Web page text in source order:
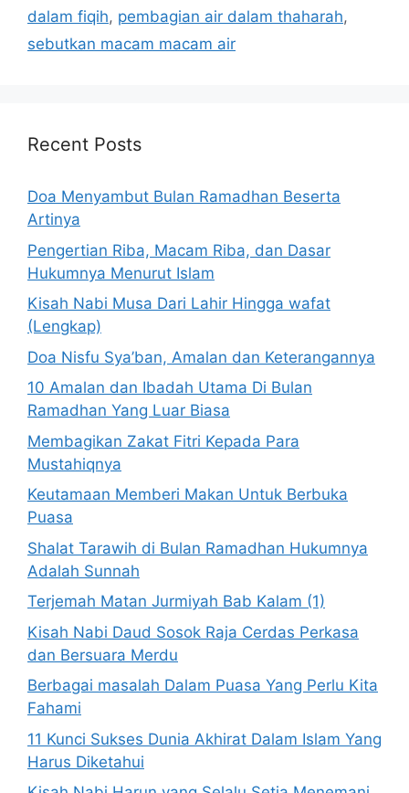
dalam fiqih, pembagian air dalam thaharah,
sebutkan macam macam air
Recent Posts
Doa Menyambut Bulan Ramadhan Beserta
Artinya
Pengertian Riba, Macam Riba, dan Dasar
Hukumnya Menurut Islam
Kisah Nabi Musa Dari Lahir Hingga wafat
(Lengkap)
Doa Nisfu Sya’ban, Amalan dan Keterangannya
10 Amalan dan Ibadah Utama Di Bulan
Ramadhan Yang Luar Biasa
Membagikan Zakat Fitri Kepada Para
Mustahiqnya
Keutamaan Memberi Makan Untuk Berbuka
Puasa
Shalat Tarawih di Bulan Ramadhan Hukumnya
Adalah Sunnah
Terjemah Matan Jurmiyah Bab Kalam (1)
Kisah Nabi Daud Sosok Raja Cerdas Perkasa
dan Bersuara Merdu
Berbagai masalah Dalam Puasa Yang Perlu Kita
Fahami
11 Kunci Sukses Dunia Akhirat Dalam Islam Yang
Harus Diketahui